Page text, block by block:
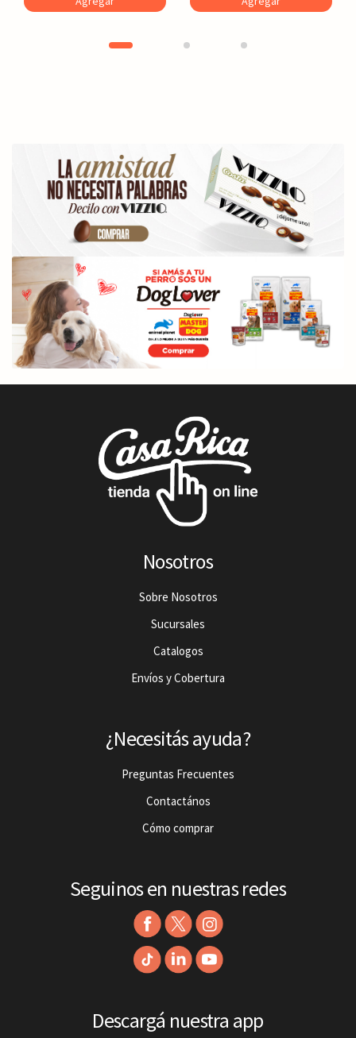
Nosotros
Sobre Nosotros
Sucursales
Catalogos
Envíos y Cobertura
¿Necesitás ayuda?
Preguntas Frecuentes
Contactános
Cómo comprar
Seguinos en nuestras redes
Descargá nuestra app